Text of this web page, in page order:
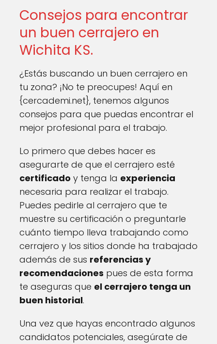
Consejos para encontrar
un buen cerrajero en
Wichita KS.
¿Estás buscando un buen cerrajero en
tu zona? ¡No te preocupes! Aquí en
{cercademi.net}, tenemos algunos
consejos para que puedas encontrar el
mejor profesional para el trabajo.
Lo primero que debes hacer es
asegurarte de que el cerrajero esté
certificado y tenga la experiencia
necesaria para realizar el trabajo.
Puedes pedirle al cerrajero que te
muestre su certificación o preguntarle
cuánto tiempo lleva trabajando como
cerrajero y los sitios donde ha trabajado
además de sus referencias y
recomendaciones pues de esta forma
te aseguras que el cerrajero tenga un
buen historial.
Una vez que hayas encontrado algunos
candidatos potenciales, asegúrate de